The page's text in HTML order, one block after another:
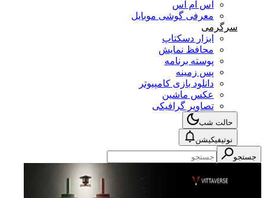
اس ام اس
معرفی گوشی موبایل
سرگرمی
ابزار دسکتاپ
محافظ نمایش
پوسته برنامه
پس زمینه
دانلود بازی کامپیوتر
عکس ماشین
تصاویر گرافیکی
حالت شب
نوتیفیکیشن
جستجو